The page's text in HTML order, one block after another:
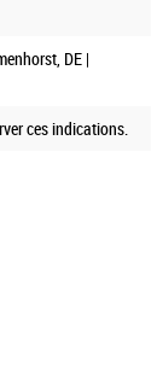
DE |
ces indications.